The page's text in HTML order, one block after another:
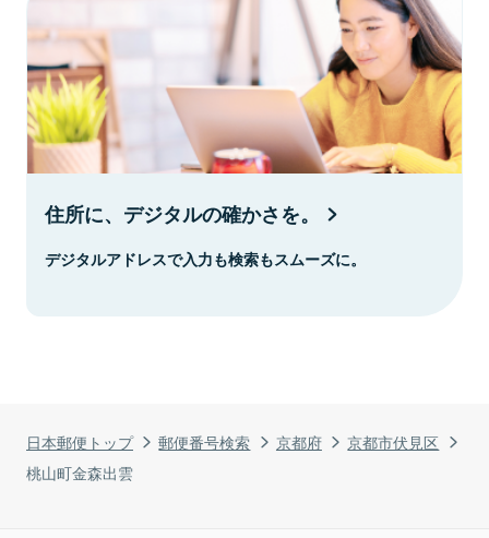
日本郵便トップ 郵便番号検索 京都府
京都市伏見区
桃山町金森出雲
住所に、デジタルの確かさを。
デジタルアドレスで入力も検索もスムーズに。